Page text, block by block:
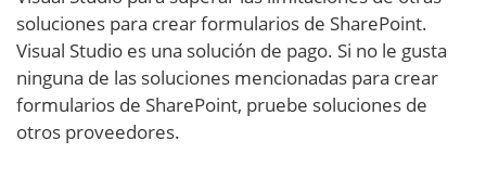
soluciones para crear formularios de SharePoint.
Visual Studio es una solución de pago. Si no le gusta
ninguna de las soluciones mencionadas para crear
formularios de SharePoint, pruebe soluciones de
otros proveedores.